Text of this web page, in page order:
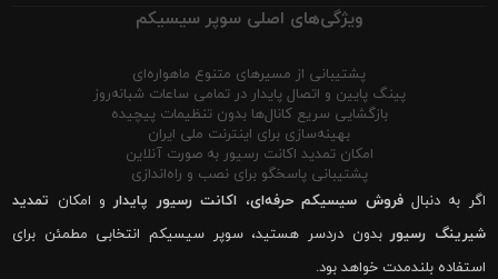
ویژگی‌های اصلی سوپر سیسیکم
پشتیبانی از مسیرهای متنوع ماهواره‌ای
پینگ پایین و اتصال پایدار در تمامی ساعات شبانه‌روز
بازگشایی سریع کانال‌ها بدون تنظیمات پیچیده
بهینه‌سازی برای اینترنت ملی ایران
امکان تمدید اکانت رسیور به صورت آنلاین
پشتیبانی پاسخگو برای نصب و راه‌اندازی
اگر به دنبالفروش سیسیکم حرفه‌ای، اکانت رسیور پایدارو امکان تمدید
شیرینگ رسیوربدون دردسر هستید، سوپر سیسیکم انتخابی مطمئن برای
استفاده بلندمدت خواهد بود.